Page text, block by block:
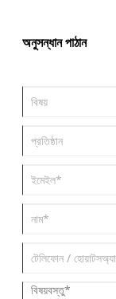
অনুসন্ধান পাঠান